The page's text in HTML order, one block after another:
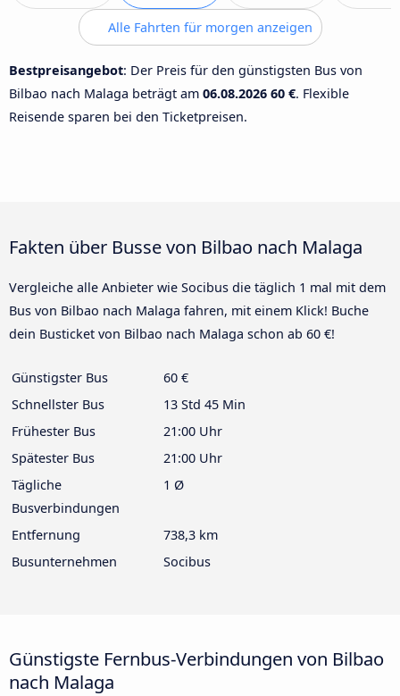
Alle Fahrten für morgen anzeigen
Bestpreisangebot: Der Preis für den günstigsten Bus von
Bilbao nach Malaga beträgt am 06.08.2026 60 €. Flexible
Reisende sparen bei den Ticketpreisen.
Fakten über Busse von Bilbao nach Malaga
Vergleiche alle Anbieter wie Socibus die täglich 1 mal mit dem
Bus von Bilbao nach Malaga fahren, mit einem Klick! Buche
dein Busticket von Bilbao nach Malaga schon ab 60 €!
Günstigster Bus
60 €
Schnellster Bus
13 Std 45 Min
Frühester Bus
21:00 Uhr
Spätester Bus
21:00 Uhr
Tägliche
Busverbindungen
1 Ø
Entfernung
738,3 km
Busunternehmen
Socibus
Günstigste Fernbus-Verbindungen von Bilbao
nach Malaga